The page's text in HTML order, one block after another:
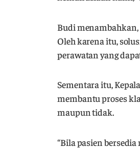
Budi
Oleh karena itu,
perawatan yang
Sementara itu,
membantu proses
maupun tidak.
“Bila pasien